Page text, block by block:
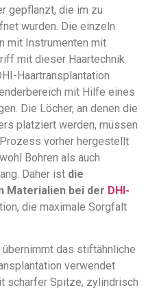
gepflanzt, die im zu
wurden. Die einzeln
mit Instrumenten mit
mit dieser Haartechnik
Haartransplantation
mit Hilfe eines
Die Löcher, an denen die
platziert werden, müssen
vorher hergestellt
Bohren als auch
Daher ist die
Materialien bei der DHI-
die maximale Sorgfalt
übernimmt das stiftähnliche
verwendet
scharfer Spitze, zylindrisch